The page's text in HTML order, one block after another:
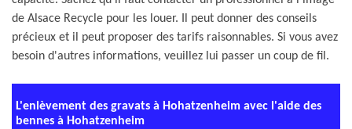
de Alsace Recycle pour les louer. Il peut donner des conseils
précieux et il peut proposer des tarifs raisonnables. Si vous avez
besoin d'autres informations, veuillez lui passer un coup de fil.
L'enlèvement des gravats à Hohatzenheim avec l'aide des
bennes à Hohatzenheim